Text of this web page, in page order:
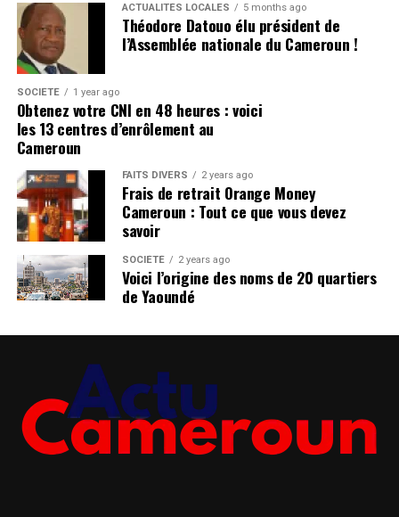
ACTUALITÉS LOCALES 5 months ago
Théodore Datouo élu président de
l’Assemblée nationale du Cameroun !
SOCIÉTÉ 1 year ago
Obtenez votre CNI en 48 heures : voici
les 13 centres d’enrôlement au
Cameroun
FAITS DIVERS 2 years ago
Frais de retrait Orange Money
Cameroun : Tout ce que vous devez
savoir
SOCIÉTÉ 2 years ago
Voici l’origine des noms de 20 quartiers
de Yaoundé